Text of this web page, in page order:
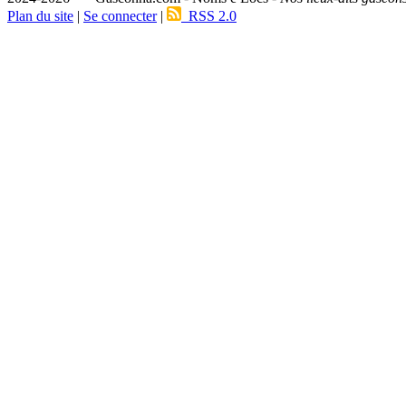
Plan du site | Se connecter| RSS 2.0